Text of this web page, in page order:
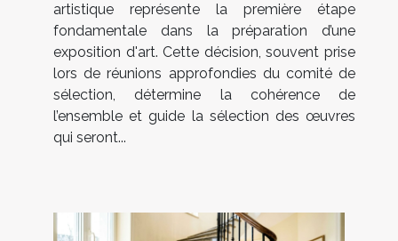
artistique représente la première étape
fondamentale dans la préparation d’une
exposition d'art. Cette décision, souvent prise
lors de réunions approfondies du comité de
sélection, détermine la cohérence de
l’ensemble et guide la sélection des œuvres
qui seront...